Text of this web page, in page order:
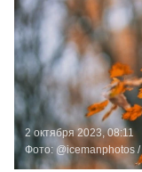
2 октября 2023, 08:11
Фото: @icemanphotos /